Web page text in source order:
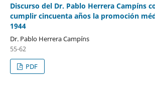
Discurso del Dr. Pablo Herrera Campíns
cumplir cincuenta años la promoción
1944
Dr. Pablo Herrera Campíns
55-62
PDF